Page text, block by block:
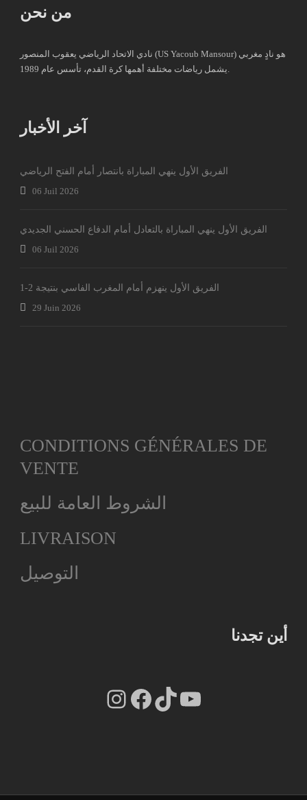
من نحن
نادي الاتحاد الرياضي يعقوب المنصور (US Yacoub Mansour) هو نادٍ مغربي
يشمل رياضات مختلفة أهمها كرة القدم، تأسس عام 1989.
آخر الأخبار
الفريق الأول ينهي المباراة بانتصار أمام الفتح الرياضي
06 Juil 2026
الفريق الأول ينهي المباراة بالتعادل أمام الدفاع الحسني الجديدي
06 Juil 2026
الفريق الأول ينهزم أمام المغرب الفاسي بنتيجة 2-1
29 Juin 2026
CONDITIONS GÉNÉRALES DE
VENTE
الشروط العامة للبيع
LIVRAISON
التوصيل
أين تجدنا
Instagram
Facebook
TikTok
YouTube